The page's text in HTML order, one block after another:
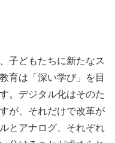
子どもたちに新たなス
育は「深い学び」を目
。デジタル化はそのた
が、それだけで改革が
とアナログ、それぞれ